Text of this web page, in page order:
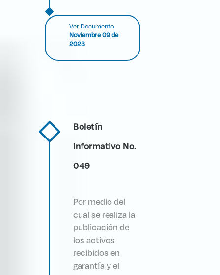
Ver Documento
Noviembre 09 de
2023
Boletín
Informativo No.
049
Por medio del
cual se realiza la
publicación de
los activos
recibidos en
garantía y el